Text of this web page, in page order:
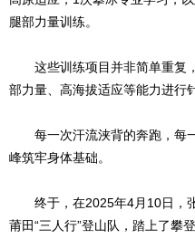
腿部力量训练。
这些训练项目并非简单重复
部力量、高海拔适应等能力进行
每一次汗流浃背的奔跑，每
峰筑牢身体基础。
终于，在2025年4月10日，张
莆田“三人行”登山队，踏上了攀